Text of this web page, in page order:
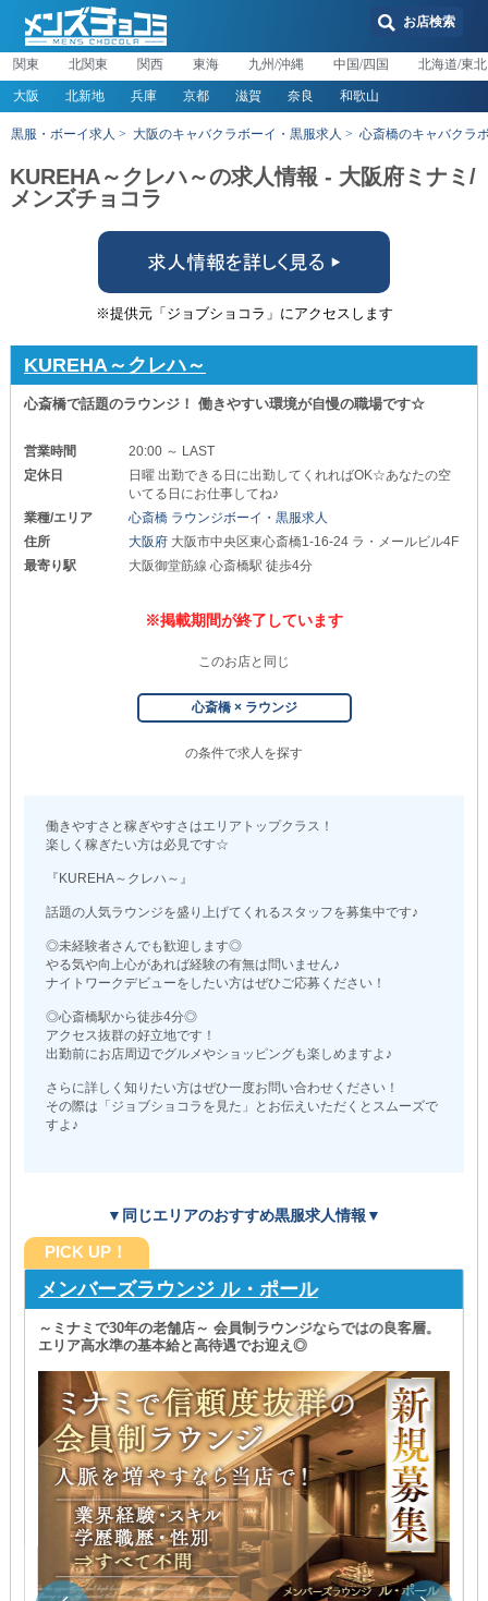
お店検索
関東 北関東 関西 東海 九州/沖縄 中国/四国 北海道/東北
大阪 北新地 兵庫 京都 滋賀 奈良 和歌山
黒服・ボーイ求人 大阪のキャバクラボーイ・黒服求人 心斎橋のキャバクラ
KUREHA～クレハ～の求人情報 - 大阪府ミナミ/
メンズチョコラ
※提供元「ジョブショコラ」にアクセスします
KUREHA～クレハ～
心斎橋で話題のラウンジ！ 働きやすい環境が自慢の職場です☆
営業時間
20:00 ～ LAST
定休日
日曜 出勤できる日に出勤してくれればOK☆あなたの空
いてる日にお仕事してね♪
業種/エリア
心斎橋 ラウンジボーイ・黒服求人
住所
大阪府 大阪市中央区東心斎橋1-16-24 ラ・メールビル4F
最寄り駅
大阪御堂筋線 心斎橋駅 徒歩4分
※掲載期間が終了しています
このお店と同じ
心斎橋 × ラウンジ
の条件で求人を探す
働きやすさと稼ぎやすさはエリアトップクラス！
楽しく稼ぎたい方は必見です☆
『KUREHA～クレハ～』
話題の人気ラウンジを盛り上げてくれるスタッフを募集中です♪
◎未経験者さんでも歓迎します◎
やる気や向上心があれば経験の有無は問いません♪
ナイトワークデビューをしたい方はぜひご応募ください！
◎心斎橋駅から徒歩4分◎
アクセス抜群の好立地です！
出勤前にお店周辺でグルメやショッピングも楽しめますよ♪
さらに詳しく知りたい方はぜひ一度お問い合わせください！
その際は「ジョブショコラを見た」とお伝えいただくとスムーズで
すよ♪
▼同じエリアのおすすめ黒服求人情報▼
PICK UP！
メンバーズラウンジ ル・ポール
～ミナミで30年の老舗店～ 会員制ラウンジならではの良客層。
エリア高水準の基本給と高待遇でお迎え◎